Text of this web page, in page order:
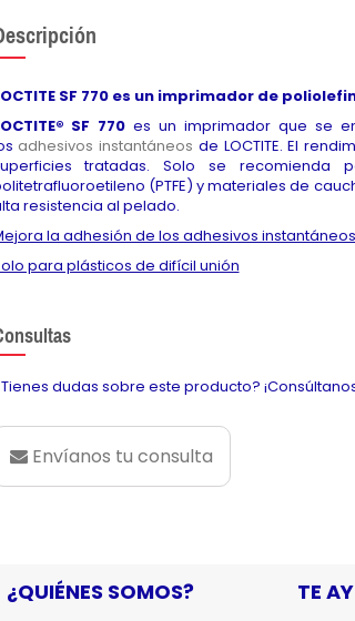
SF 770 es un imprimador de
SF 770 es un imprimador que se
s adhesivos instantáneos de LOCTITE. El
tratadas. Solo se recomienda
(PTFE) y materiales de
resistencia al pelado.
la adhesión de los adhesivos
para plásticos de difícil unión
dudas sobre este producto?
Envíanos tu consulta
¿QUIÉNES SOMOS? TE